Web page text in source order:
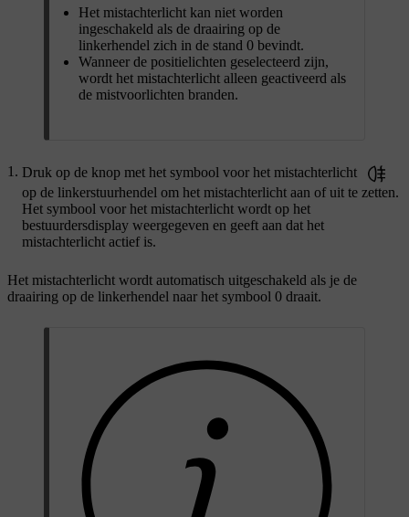
Het mistachterlicht kan niet worden
ingeschakeld als de draairing op de
linkerhendel zich in de stand 0 bevindt.
Wanneer de positielichten geselecteerd zijn,
wordt het mistachterlicht alleen geactiveerd als
de mistvoorlichten branden.
Druk op de knop met het symbool voor het mistachterlicht
op de linkerstuurhendel om het mistachterlicht aan of uit te zetten.
Het symbool voor het mistachterlicht wordt op het
bestuurdersdisplay weergegeven en geeft aan dat het
mistachterlicht actief is.
Het mistachterlicht wordt automatisch uitgeschakeld als je de
draairing op de linkerhendel naar het symbool 0 draait.